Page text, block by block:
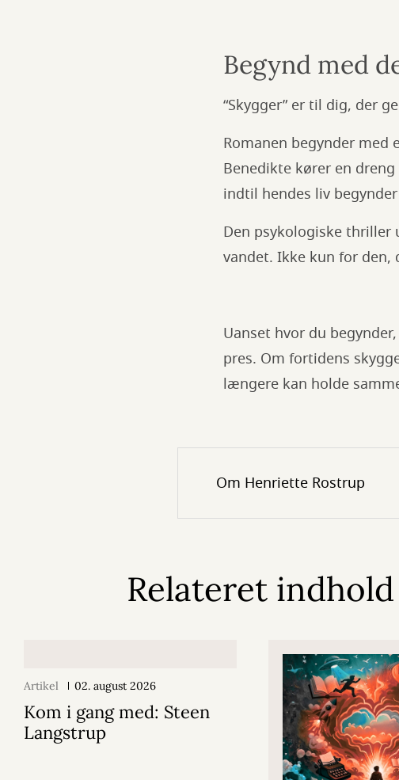
Begynd med
“Skygger” er til dig, der
Romanen begynder
Benedikte kører en
indtil hendes liv
Den psykologiske thriller
vandet. Ikke kun for den,
Uanset hvor du
pres. Om fortidens
længere kan holde
Om Henriette Rostrup
Relateret indhold
Artikel 02. august 2026
Kom i gang med: Steen
Langstrup